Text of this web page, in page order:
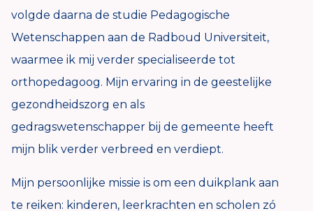
volgde daarna de studie Pedagogische
Wetenschappen aan de Radboud Universiteit,
waarmee ik mij verder specialiseerde tot
orthopedagoog. Mijn ervaring in de geestelijke
gezondheidszorg en als
gedragswetenschapper bij de gemeente heeft
mijn blik verder verbreed en verdiept.
Mijn persoonlijke missie is om een duikplank aan
te reiken: kinderen, leerkrachten en scholen zó